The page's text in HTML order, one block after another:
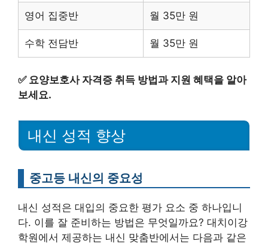
영어 집중반 월 35만 원
수학 전담반 월 35만 원
✅ 요양보호사 자격증 취득 방법과 지원 혜택을 알아
보세요.
내신 성적 향상
중고등 내신의 중요성
내신 성적은 대입의 중요한 평가 요소 중 하나입니
다. 이를 잘 준비하는 방법은 무엇일까요? 대치이강
학원에서 제공하는 내신 맞춤반에서는 다음과 같은